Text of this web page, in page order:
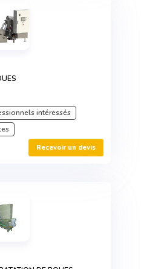
intéressés
Recevoir un devis